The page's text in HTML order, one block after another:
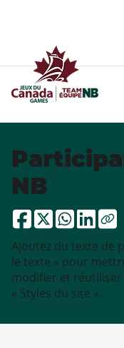
NB
Ajoutez du texte de
le texte » pour
modifier et réutiliser
« Styles du site ».